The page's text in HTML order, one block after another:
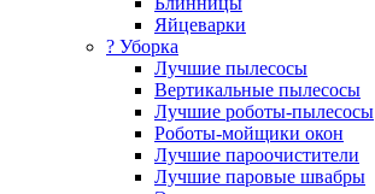
Яйцеварки
? Уборка
Лучшие пылесосы
Вертикальные пылесосы
Лучшие роботы-пылесосы
Роботы-мойщики окон
Лучшие пароочистители
Лучшие паровые швабры